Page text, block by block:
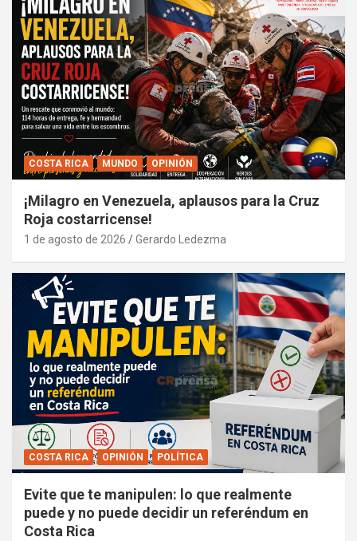
COSTA RICA MUNDO OPINIÓN
¡Milagro en Venezuela, aplausos para la Cruz
Roja costarricense!
1 de agosto de 2026 Gerardo Ledezma
COSTA RICA OPINIÓN POLÍTICA
Evite que te manipulen: lo que realmente
puede y no puede decidir un referéndum en
Costa Rica